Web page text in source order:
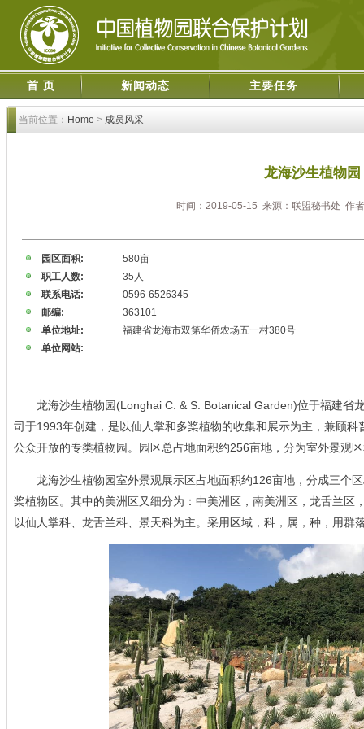
首 页 新闻动态 主要任务
当前位置： Home > 成员风采
龙海沙生植物园
时间：2019-05-15 来源：联盟秘书处 作
园区面积:
580亩
职工人数:
35人
联系电话:
0596-6526345
邮编:
363101
单位地址:
福建省龙海市双第华侨农场五一村380号
单位网站:
龙海沙生植物园(Longhai C. & S. Botanical Garden)位于福建省
司于1993年创建，是以仙人掌和多桨植物的收集和展示为主，兼顾
公众开放的专类植物园。园区总占地面积约256亩地，分为室外景观
龙海沙生植物园室外景观展示区占地面积约126亩地，分成三个
桨植物区。其中的美洲区又细分为：中美洲区，南美洲区，龙舌兰区
以仙人掌科、龙舌兰科、景天科为主。采用区域，科，属，种，用群